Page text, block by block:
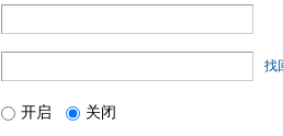
找
开启 关闭